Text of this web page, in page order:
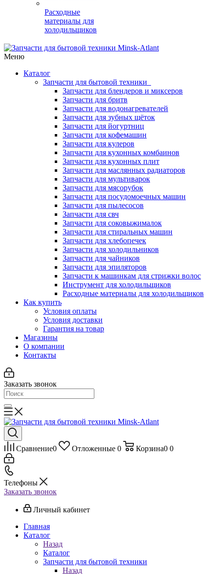
Расходные
материалы для
холодильщиков
Меню
Каталог
Запчасти для бытовой техники
Запчасти для блендеров и миксеров
Запчасти для бритв
Запчасти для водонагревателей
Запчасти для зубных щёток
Запчасти для йогуртниц
Запчасти для кофемашин
Запчасти для кулеров
Запчасти для кухонных комбаинов
Запчасти для кухонных плит
Запчасти для маслянных радиаторов
Запчасти для мультиварок
Запчасти для мясорубок
Запчасти для посудомоечных машин
Запчасти для пылесосов
Запчасти для свч
Запчасти для соковыжималок
Запчасти для стиральных машин
Запчасти для хлебопечек
Запчасти для холодильников
Запчасти для чайников
Запчасти для эпиляторов
Запчасти к машинкам для стрижки волос
Инструмент для холодильщиков
Расходные материалы для холодильщиков
Как купить
Условия оплаты
Условия доставки
Гарантия на товар
Магазины
О компании
Контакты
Заказать звонок
Сравнение0 Отложенные 0 Корзина0 0
Телефоны
Заказать звонок
Личный кабинет
Главная
Каталог
Назад
Каталог
Запчасти для бытовой техники
Назад